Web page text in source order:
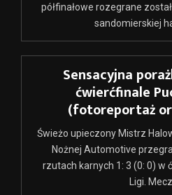
półfinałowe rozegrane
sandomierskiej
Sensacyjna
ćwierćfinale
(fotoreportaż
Świeżo upieczony Mistrz
Nożnej Automotive
rzutach karnych 1: 3 (0: 0) w
Ligi.